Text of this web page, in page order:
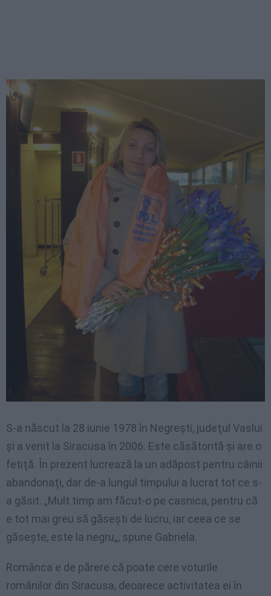
S-a născut la 28 iunie 1978 în Negreşti, judeţul Vaslui
şi a venit la Siracusa în 2006. Este căsătorită şi are o
fetiţă. În prezent lucrează la un adăpost pentru câinii
abandonaţi, dar de-a lungul timpului a lucrat tot ce s-
a găsit. „Mult timp am făcut-o pe casnica, pentru că
e tot mai greu să găseşti de lucru, iar ceea ce se
găseşte, este la negru„, spune Gabriela.
Românca e de părere că poate cere voturile
românilor din Siracusa, deoarece activitatea ei în